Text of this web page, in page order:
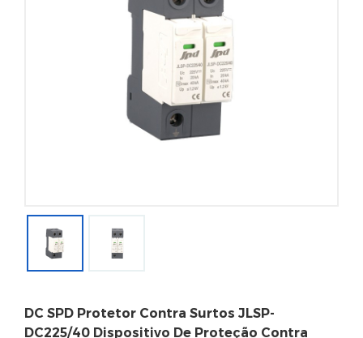
DC SPD Protetor Contra Surtos JLSP-
DC225/40 Dispositivo De Proteção Contra